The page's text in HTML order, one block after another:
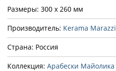
Размеры: 300 x 260 мм
Производитель: Kerama Marazzi
Страна: Россия
Коллекция: Арабески Майолика